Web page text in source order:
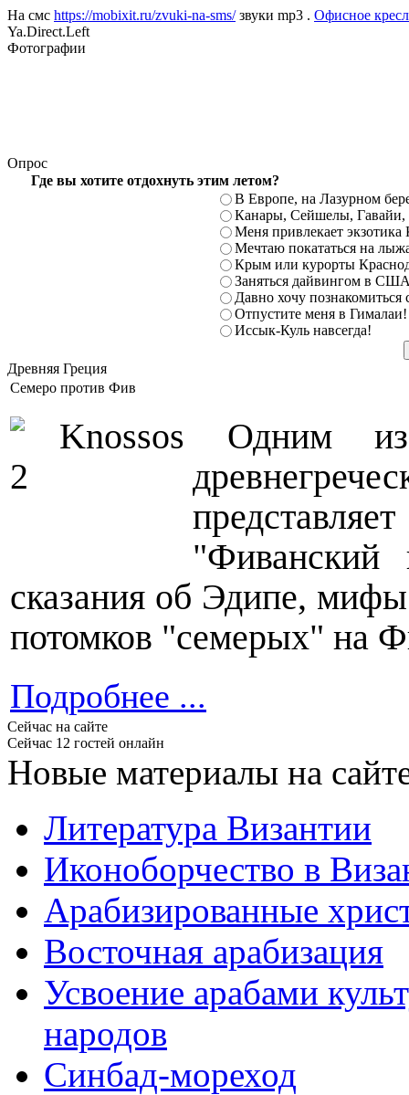
На смс https://mobixit.ru/zvuki-na-sms/звуки mp3 . Офисное
Ya.Direct.Left
Фотографии
Опрос
Где вы хотите отдохнуть этим летом?
В Европе, на Лазурном
Канары, Сейшелы,
Меня привлекает экзотика
Мечтаю покататься на
Крым или курорты
Заняться дайвингом в
Давно хочу
Отпустите меня в Гималаи!
Иссык-Куль навсегда!
Древняя Греция
Семеро против Фив
Одним из
сказания об Эдипе,
потомков "семерых" на
Подробнее ...
Сейчас на сайте
Сейчас 12 гостей онлайн
Новые материалы на
Литература Византии
Иконоборчество в
Арабизированные
Восточная арабизация
Усвоение арабами
народов
Синбад-мореход